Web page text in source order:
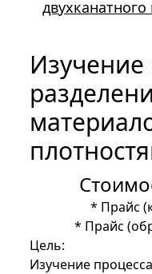
Изучение
* Прайс
* Прайс
Цель:
Изучение